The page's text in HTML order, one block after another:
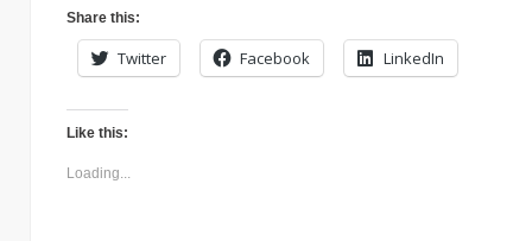
Share this:
Twitter Facebook LinkedIn
Like this:
Loading...